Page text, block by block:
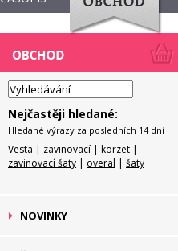
OBCHOD
Nejčastěji hledané:
Hledané výrazy za posledních 14 dní
Vesta | zavinovací | korzet |
zavinovací šaty | overal | šaty
NOVINKY